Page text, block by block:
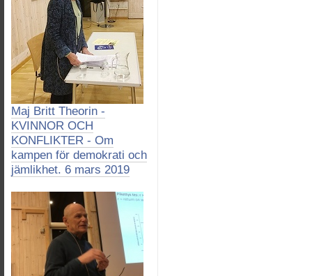
Maj Britt Theorin -
KVINNOR OCH
KONFLIKTER - Om
kampen för demokrati och
jämlikhet. 6 mars 2019